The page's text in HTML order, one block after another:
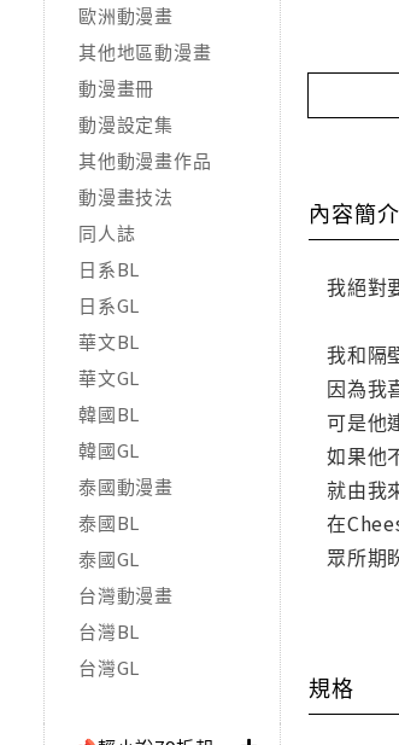
歐洲動漫畫
其他地區動漫畫
動漫畫冊
動漫設定集
其他動漫畫作品
動漫畫技法
同人誌
日系BL
日系GL
華文BL
華文GL
韓國BL
韓國GL
泰國動漫畫
泰國BL
泰國GL
台灣動漫畫
台灣BL
台灣GL
內容簡介
我絕對
我和隔
因為我
可是他
如果他
就由我
在
眾所期
規格